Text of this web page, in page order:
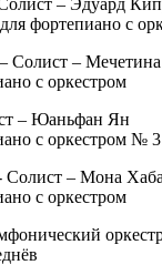
фортепиано с
Солист –
с оркестром
– Юаньфан Ян
с оркестром № 3
Солист – Мона Хаба
с оркестром